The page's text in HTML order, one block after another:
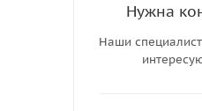
Нужна
Наши